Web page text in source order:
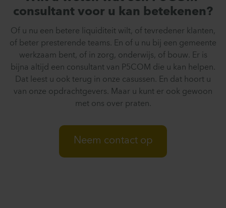
consultant voor u kan betekenen?
Of u nu een betere liquiditeit wilt, of tevredener klanten,
of beter presterende teams. En of u nu bij een gemeente
werkzaam bent, of in zorg, onderwijs, of bouw. Er is
bijna altijd een consultant van P5COM die u kan helpen.
Dat leest u ook terug in onze casussen. En dat hoort u
van onze opdrachtgevers. Maar u kunt er ook gewoon
met ons over praten.
Neem contact op